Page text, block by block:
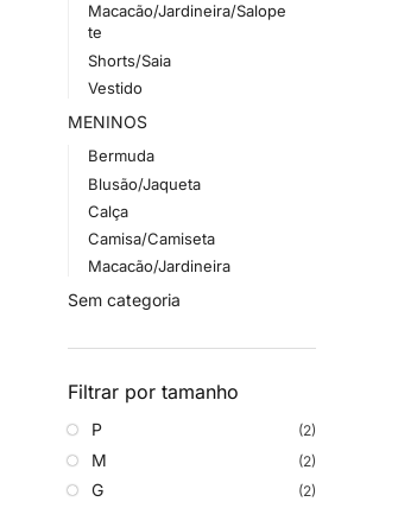
Macacão/Jardineira/Salope
te
Shorts/Saia
Vestido
MENINOS
Bermuda
Blusão/Jaqueta
Calça
Camisa/Camiseta
Macacão/Jardineira
Sem categoria
Filtrar por tamanho
P (2)
M (2)
G (2)